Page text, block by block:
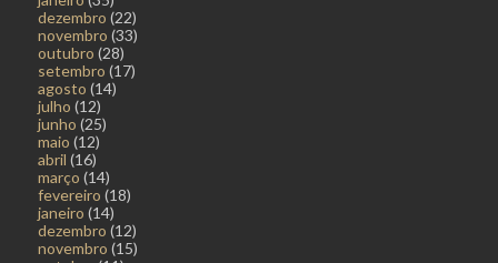
dezembro (22)
novembro (33)
outubro (28)
setembro (17)
agosto (14)
julho (12)
junho (25)
maio (12)
abril (16)
março (14)
fevereiro (18)
janeiro (14)
dezembro (12)
novembro (15)